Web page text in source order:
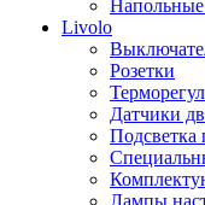
Livolo
Розетки
Датчики
Подсветка
Лампы